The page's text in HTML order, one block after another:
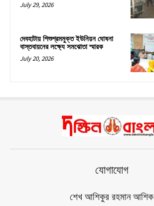
July 29, 2026
দেবহাটায় শিশুশ্রমমুক্ত ইউনিয়ন ঘোষনা
বাস্তবায়নের লক্ষ্যে সমঝোতা স্মারক
July 20, 2026
যোগাযোগ
শেখ আশিকুর রহমান আশিক